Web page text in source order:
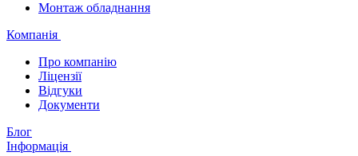
Монтаж обладнання
Компанія
Про компанію
Ліцензії
Відгуки
Документи
Блог
Інформація